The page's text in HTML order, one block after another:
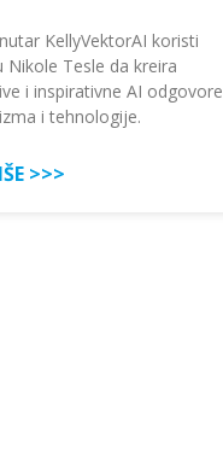
KellyVektorAI koristi
Nikole Tesle da kreira
i inspirativne AI odgovore
i tehnologije.
>>>